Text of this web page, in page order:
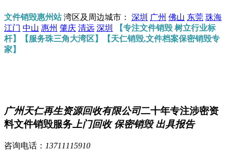
文件销毁惠州站湾区及周边城市： 深圳 广州 佛山 东莞 珠海
江门 中山 惠州 肇庆 清远 深圳
【专注文件销毁 树立行业标
杆】【服务珠三角大湾区】【天仁销毁,文件档案保密销毁专
家】
广州天仁再生资源回收有限公司二十年专注涉密资
料文件销毁服务 上门回收 保密销毁 出具报告
咨询电话： 13711115910